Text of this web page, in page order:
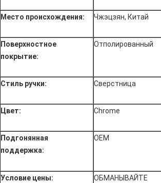
Место происхождения: Чжэцзян, Китай
Поверхностное
покрытие:
Отполированный
Стиль ручки: Сверстница
Цвет: Chrome
Подгонянная
поддержка:
OEM
Условие цены: ОБМАНЫВАЙТЕ